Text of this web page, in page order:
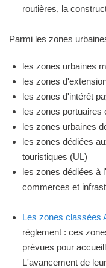
routières, la
Parmi les zones
les zones urbaines
les zones
les zones d'intérêt
les zones portuaires
les zones urbaines
les zones dédiées
touristiques (UL)
les zones dédiées à
commerces et
Les zones classées
règlement : ces
prévues pour
L'avancement de